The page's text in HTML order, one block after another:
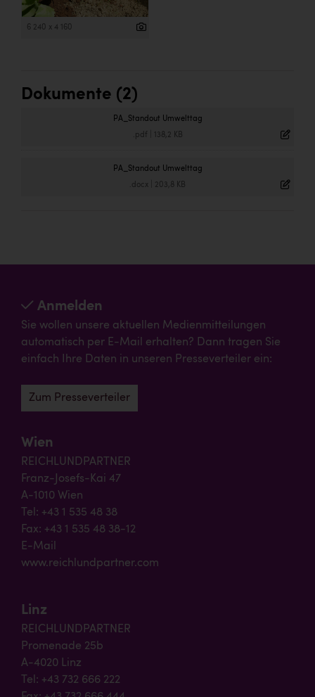
6 240 x 4 160
Dokumente (2)
PA_Standout Umwelttag
.pdf 138,2 KB
PA_Standout Umwelttag
.docx 203,8 KB
Anmelden
Sie wollen unsere aktuellen Medienmitteilungen
automatisch per E-Mail erhalten? Dann tragen Sie
einfach Ihre Daten in unseren Presseverteiler ein:
Zum Presseverteiler
Wien
REICHLUNDPARTNER
Franz-Josefs-Kai 47
A-1010 Wien
Tel: +43 1 535 48 38
Fax: +43 1 535 48 38-12
E-Mail
www.reichlundpartner.com
Linz
REICHLUNDPARTNER
Promenade 25b
A-4020 Linz
Tel: +43 732 666 222